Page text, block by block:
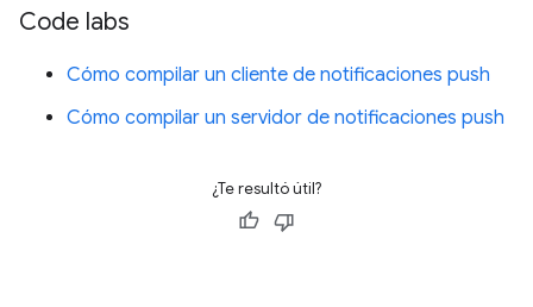
Code labs
Cómo compilar un cliente de notificaciones push
Cómo compilar un servidor de notificaciones push
¿Te resultó útil?